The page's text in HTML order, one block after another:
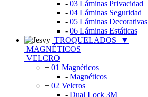
- 03 Láminas Privacidad
- 04 Láminas Seguridad
- 05 Láminas Decorativas
- 06 Láminas Estáticas
TROQUELADOS
▼
MAGNÉTICOS
VELCRO
+ 01 Magnéticos
- Magnéticos
+ 02 Velcros
- Dual Lock 3M